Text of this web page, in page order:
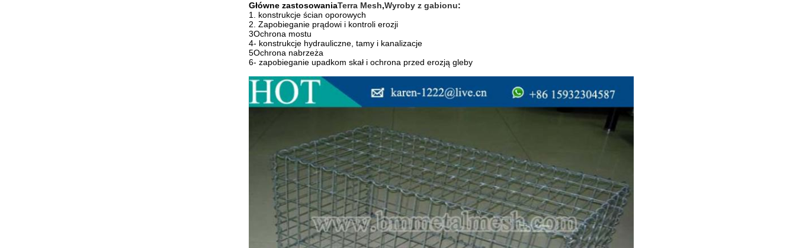
Główne zastosowaniaTerra Mesh,Wyroby z gabionu:
1. konstrukcje ścian oporowych
2. Zapobieganie prądowi i kontroli erozji
3Ochrona mostu
4- konstrukcje hydrauliczne, tamy i kanalizacje
5Ochrona nabrzeża
6- zapobieganie upadkom skał i ochrona przed erozją gleby